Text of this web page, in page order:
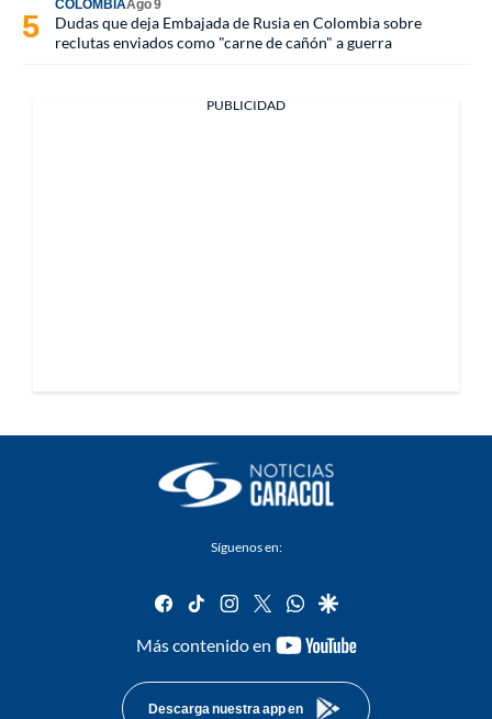
COLOMBIAAgo 9
Dudas que deja Embajada de Rusia en Colombia sobre
reclutas enviados como "carne de cañón" a guerra
PUBLICIDAD
Síguenos en:
facebook
tiktok instagram
twitterwhatsapp
google
Más contenido en
youtube-
Descarga nuestra app en